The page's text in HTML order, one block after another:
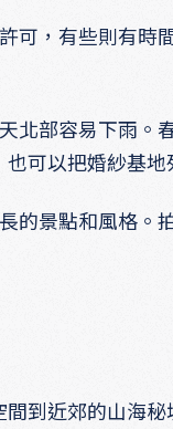
可，有些則有時
北部容易下雨。
可以把婚紗基地
的景點和風格。
到近郊的山海